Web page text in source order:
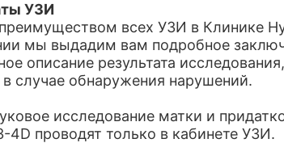
УЗИ
всех УЗИ в Клинике
мы выдадим вам подробное
описание результата
в случае обнаружения нарушений.
исследование матки и
4D проводят только в кабинете УЗИ.